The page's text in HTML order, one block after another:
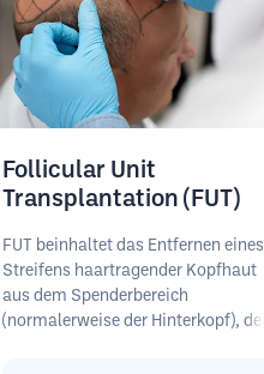
Follicular Unit
Transplantation (FUT)
FUT beinhaltet das Entfernen eines
Streifens haartragender Kopfhaut
aus dem Spenderbereich
(normalerweise der Hinterkopf), der